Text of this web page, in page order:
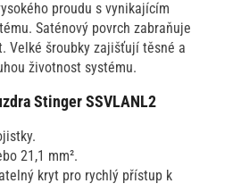
proudu s vynikajícím
Saténový povrch zabraňuje
Velké šroubky zajišťují těsné a
životnost systému.
Stinger SSVLANL2
21,1 mm².
kryt pro rychlý přístup k